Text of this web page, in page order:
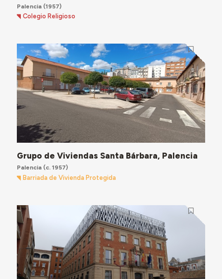
Palencia(1957)
Colegio Religioso
Grupo de Viviendas Santa Bárbara, Palencia
Palencia(c. 1957)
Barriada de Vivienda Protegida